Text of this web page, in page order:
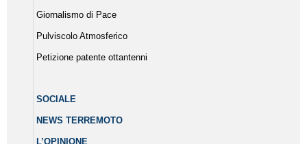
Giornalismo di Pace
Pulviscolo Atmosferico
Petizione patente ottantenni
SOCIALE
NEWS TERREMOTO
L’OPINIONE